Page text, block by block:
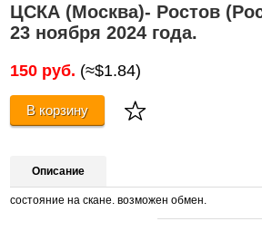
ЦСКА (Москва)- Ростов
23 ноября 2024 года.
150 руб. (≈$1.84)
В корзину
Описание
состояние на скане. возможен обмен.